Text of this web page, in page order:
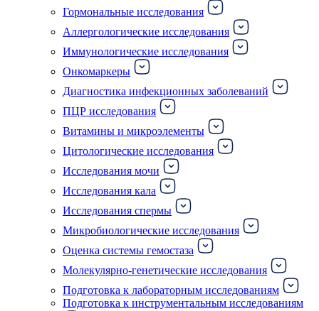
Гормональные исследования
Аллергологические исследования
Иммунологические исследования
Онкомаркеры
Диагностика инфекционных заболеваний
ПЦР исследования
Витамины и микроэлементы
Цитологические исследования
Исследования мочи
Исследования кала
Исследования спермы
Микробиологические исследования
Оценка системы гемостаза
Молекулярно-генетические исследования
Подготовка к лабораторным исследованиям
Подготовка к инструментальным исследованиям